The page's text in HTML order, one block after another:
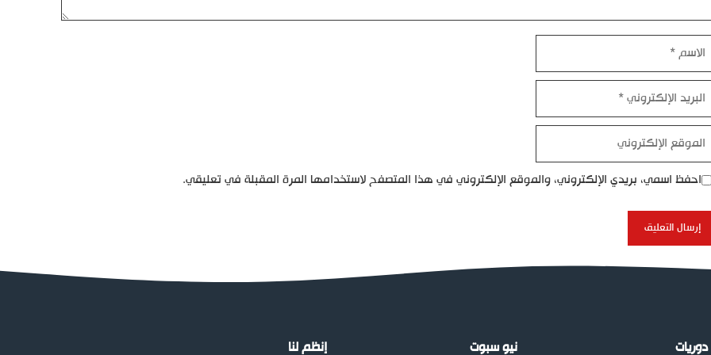
الاسم
البريد
الإلكتروني
الموقع
الإلكتروني
احفظ اسمي، بريدي الإلكتروني، والموقع الإلكتروني في هذا المتصفح لاستخدامها المرة المقبلة في تعليقي.
دوريات نيو سبوت إنظم لنا